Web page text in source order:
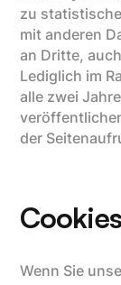
zu
mit anderen
an Dritte,
Lediglich im
alle zwei
der
Cookies
Wenn Sie